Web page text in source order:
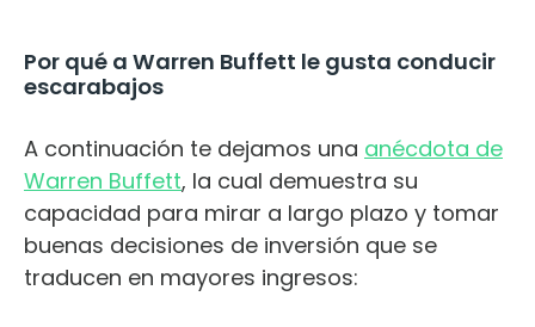
Por qué a Warren Buffett le gusta conducir
escarabajos
A continuación te dejamos una anécdota de
Warren Buffett, la cual demuestra su
capacidad para mirar a largo plazo y tomar
buenas decisiones de inversión que se
traducen en mayores ingresos: